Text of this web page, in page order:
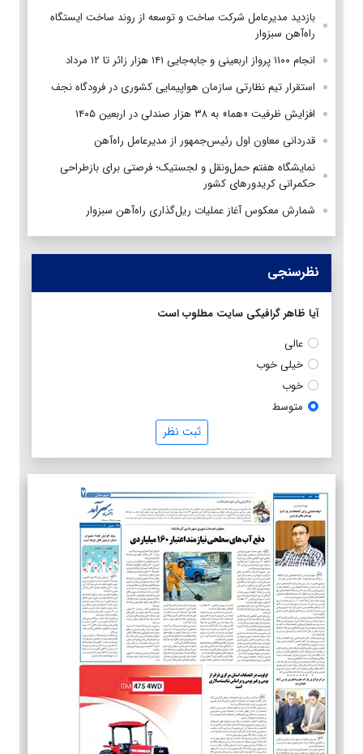
بازدید مدیرعامل شرکت ساخت و توسعه از روند ساخت ایستگاه
راه‌آهن سبزوار
انجام ۱۱۰۰ پرواز اربعینی و جابه‌جایی ۱۴۱ هزار زائر تا ۱۲ مرداد
استقرار تیم‌ نظارتی سازمان هواپیمایی کشوری در فرودگاه نجف
افزایش ظرفیت «هما» به ۳۸ هزار صندلی در اربعین ۱۴۰۵
قدردانی معاون اول رئیس‌جمهور از مدیرعامل راه‌آهن
نمایشگاه هفتم حمل‌ونقل و لجستیک؛ فرصتی برای بازطراحی
حکمرانی کریدورهای کشور
شمارش معکوس آغاز عملیات ریل‌گذاری راه‌آهن سبزوار
نظرسنجی
آیا ظاهر گرافیکی سایت مطلوب است
عالی
خیلی خوب
خوب
متوسط
ثبت نظر